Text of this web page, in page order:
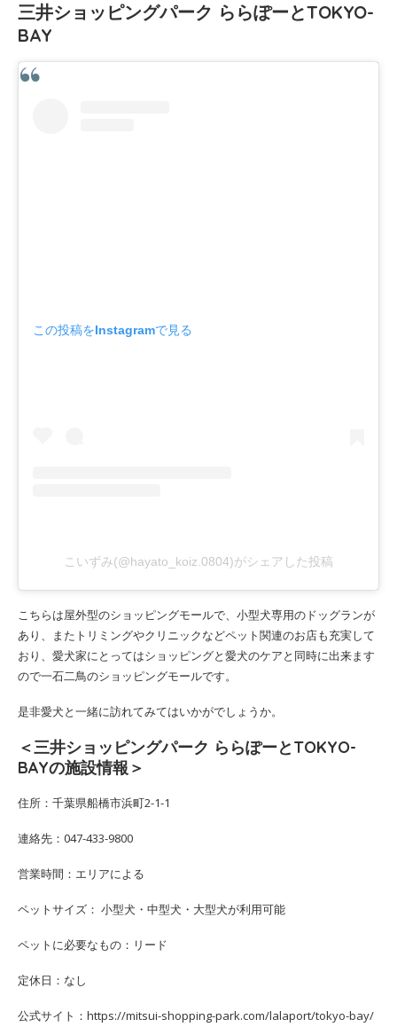
三井ショッピングパーク ららぽーとTOKYO-
BAY
この投稿をInstagramで見る
こいずみ(@hayato_koiz.0804)がシェアした投稿
こちらは屋外型のショッピングモールで、小型犬専用のドッグランが
あり、またトリミングやクリニックなどペット関連のお店も充実して
おり、愛犬家にとってはショッピングと愛犬のケアと同時に出来ます
ので一石二鳥のショッピングモールです。
是非愛犬と一緒に訪れてみてはいかがでしょうか。
＜三井ショッピングパーク ららぽーとTOKYO-
BAYの施設情報＞
住所：千葉県船橋市浜町2-1-1
連絡先：047-433-9800
営業時間：エリアによる
ペットサイズ： 小型犬・中型犬・大型犬が利用可能
ペットに必要なもの：リード
定休日：なし
公式サイト：https://mitsui-shopping-park.com/lalaport/tokyo-bay/